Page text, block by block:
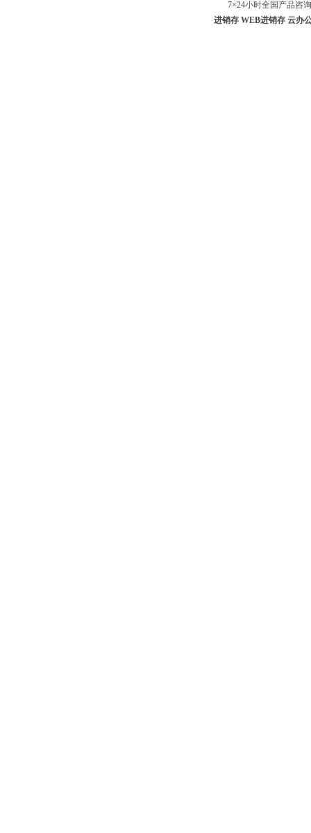
7×24小时全国产品咨
进销存 WEB进销存 云办